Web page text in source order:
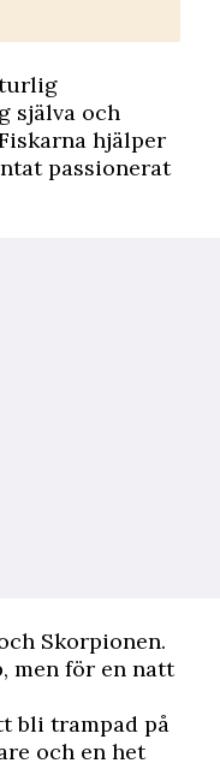
själva och
hjälper
passionerat
Skorpionen.
men för en natt
bli trampad på
och en het